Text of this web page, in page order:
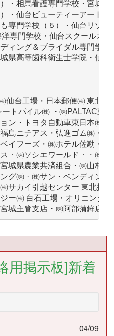
・相馬看護専門学校・宮城
・仙台ビューティーアート
専門学校（５）・仙台リゾ
専門学校・仙台スクールオ
ィング＆ブライダル専門学
県高等歯科衛生士学院・仙
仙台工場・日本郵便㈱ 東北
トパイル㈱ ・㈱PALTAC東
ン・トヨタ自動車東日本㈱
島ニチアス・弘進ゴム㈱・
イフーズ・㈱ホテル佐勘・
・㈱ソシエワールド・・㈱
城県農業共済組合・㈱山村
グ㈱・㈱サン・ベンディン
サカイ引越センター 東北推
ー㈱ 白石工場・オリエンタ
城主管支店・㈱阿部蒲鉾店・
用掲示板]新着
04/09